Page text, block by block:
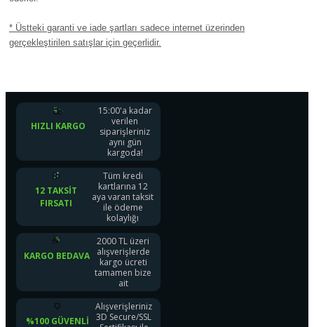
* Üstteki garanti ve iade şartları sadece internet üzerinden
gerçekleştirilen satışlar için geçerlidir.
HIZLI KARGO
15:00'a kadar
verilen
siparişleriniz
aynı gün
kargoda!
12 TAKSIT
FIRSATI
Tüm kredi
kartlarına 12
aya varan taksit
ile ödeme
kolaylığı
KARGO BEDAVA
2000 TL üzeri
alışverişlerde
kargo ücreti
tamamen bize
ait
%100 GÜVENLI
Alışverişleriniz
3D Secure/SSL